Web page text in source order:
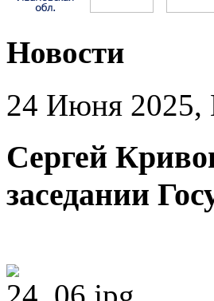
Новости
24 Июня 2025,
Сергей
заседании